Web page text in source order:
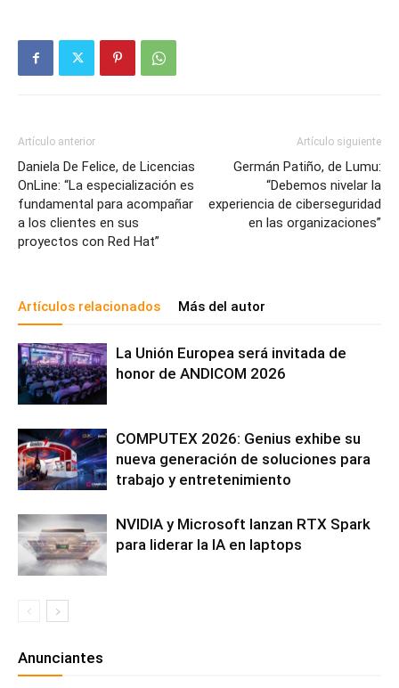
Artículo anterior
Daniela De Felice, de Licencias
OnLine: “La especialización es
fundamental para acompañar
a los clientes en sus
proyectos con Red Hat”
Artículo siguiente
Germán Patiño, de Lumu:
“Debemos nivelar la
experiencia de ciberseguridad
en las organizaciones”
Artículos relacionados Más del autor
La Unión Europea será invitada de
honor de ANDICOM 2026
COMPUTEX 2026: Genius exhibe su
nueva generación de soluciones para
trabajo y entretenimiento
NVIDIA y Microsoft lanzan RTX Spark
para liderar la IA en laptops
Anunciantes